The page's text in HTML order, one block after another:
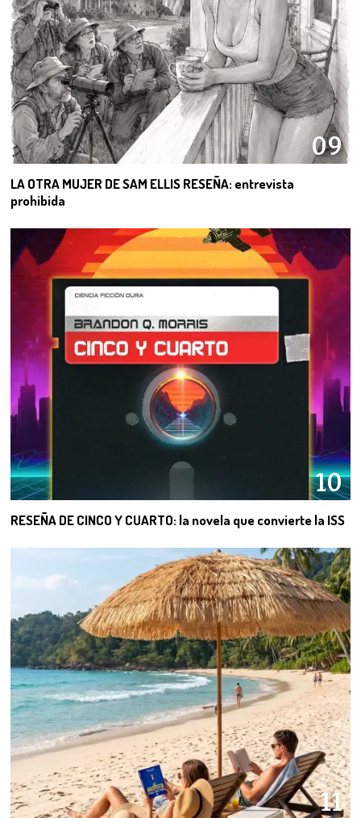
09
LA OTRA MUJER DE SAM ELLIS RESEÑA: entrevista
prohibida
10
RESEÑA DE CINCO Y CUARTO: la novela que convierte la ISS
11